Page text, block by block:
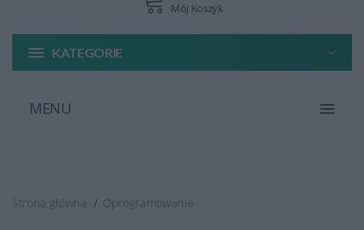
Mój Koszyk
KATEGORIE
MENU
Strona główna Oprogramowanie